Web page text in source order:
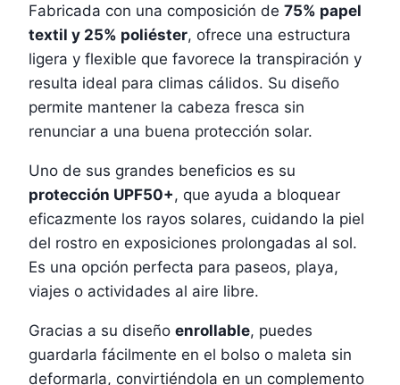
Fabricada con una composición de 75% papel
textil y 25% poliéster, ofrece una estructura
ligera y flexible que favorece la transpiración y
resulta ideal para climas cálidos. Su diseño
permite mantener la cabeza fresca sin
renunciar a una buena protección solar.
Uno de sus grandes beneficios es su
protección UPF50+, que ayuda a bloquear
eficazmente los rayos solares, cuidando la piel
del rostro en exposiciones prolongadas al sol.
Es una opción perfecta para paseos, playa,
viajes o actividades al aire libre.
Gracias a su diseño enrollable, puedes
guardarla fácilmente en el bolso o maleta sin
deformarla, convirtiéndola en un complemento